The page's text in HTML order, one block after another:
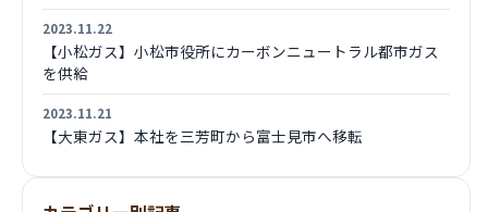
2023.11.22
【小松ガス】小松市役所にカーボンニュートラル都市ガス
を供給
2023.11.21
【大東ガス】本社を三芳町から富士見市へ移転